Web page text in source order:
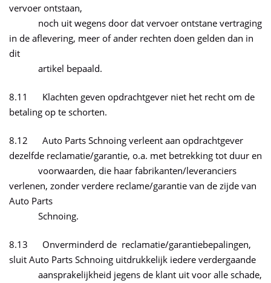
vervoer ontstaan,
noch uit wegens door dat vervoer ontstane vertraging
in de aflevering, meer of ander rechten doen gelden dan in
dit
artikel bepaald.
8.11 Klachten geven opdrachtgever niet het recht om de
betaling op te schorten.
8.12 Auto Parts Schnoing verleent aan opdrachtgever
dezelfde reclamatie/garantie, o.a. met betrekking tot duur en
voorwaarden, die haar fabrikanten/leveranciers
verlenen, zonder verdere reclame/garantie van de zijde van
Auto Parts
Schnoing.
8.13 Onverminderd de reclamatie/garantiebepalingen,
sluit Auto Parts Schnoing uitdrukkelijk iedere verdergaande
aansprakelijkheid jegens de klant uit voor alle schade,